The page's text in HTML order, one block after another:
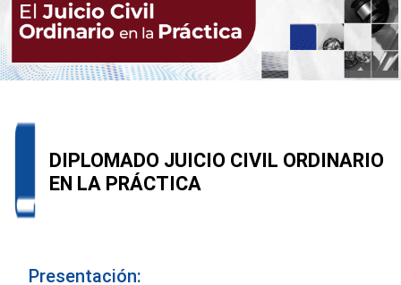
DIPLOMADO JUICIO CIVIL ORDINARIO
EN LA PRÁCTICA
Presentación: